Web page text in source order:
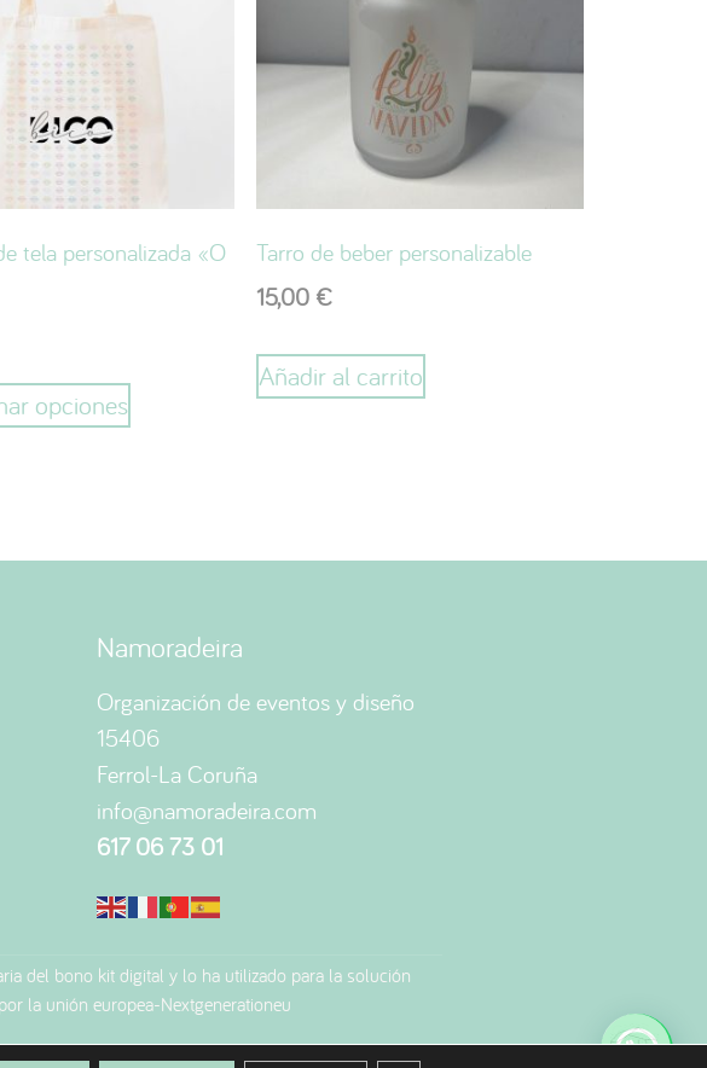
tela personalizada «O
opciones
Tarro de beber personalizable
15,00 €
Añadir al carrito
Namoradeira
Organización de eventos y diseño
15406
Ferrol-La Coruña
info@namoradeira.com
617 06 73 01
del bono kit digital y lo ha utilizado para la solución
la unión europea-Nextgenerationeu